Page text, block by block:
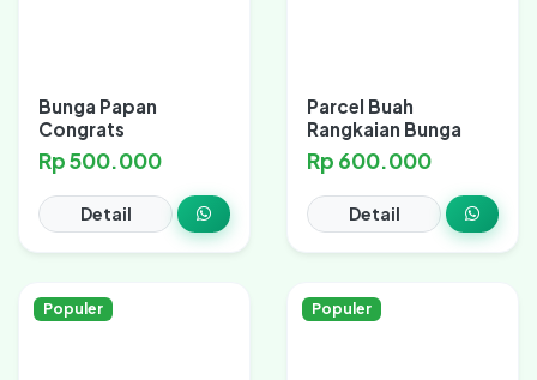
Bunga Papan
Congrats
Rp 500.000
Detail
Parcel Buah
Rangkaian Bunga
Rp 600.000
Detail
Populer Populer